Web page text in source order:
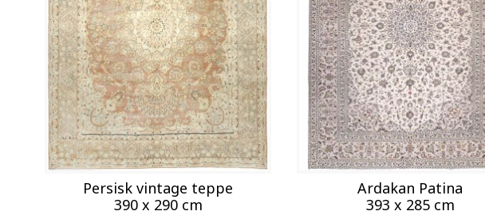
Persisk vintage teppe
390 x 290 cm
Ardakan Patina
393 x 285 cm